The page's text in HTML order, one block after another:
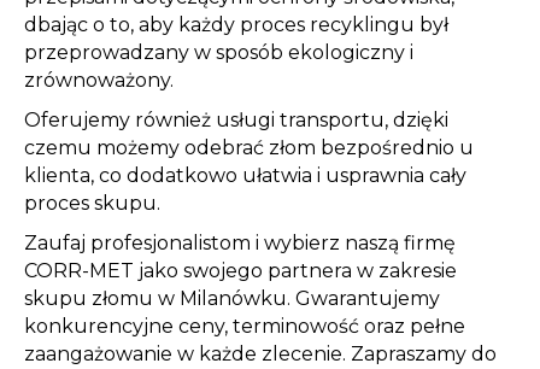
dbając o to, aby każdy proces recyklingu był
przeprowadzany w sposób ekologiczny i
zrównoważony.
Oferujemy również usługi transportu, dzięki
czemu możemy odebrać złom bezpośrednio u
klienta, co dodatkowo ułatwia i usprawnia cały
proces skupu.
Zaufaj profesjonalistom i wybierz naszą firmę
CORR-MET jako swojego partnera w zakresie
skupu złomu w Milanówku. Gwarantujemy
konkurencyjne ceny, terminowość oraz pełne
zaangażowanie w każde zlecenie. Zapraszamy do